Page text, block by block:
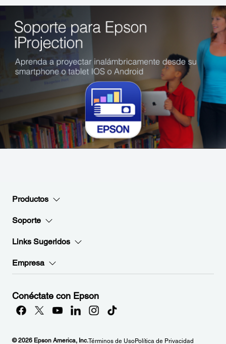
Productos
Soporte
Links Sugeridos
Empresa
Conéctate con Epson
© 2026 Epson America, Inc.Términos de UsoPolítica de Privacidad